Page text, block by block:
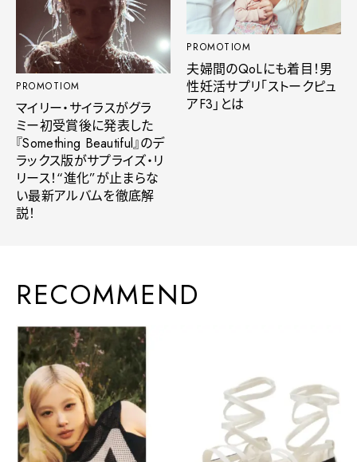
PROMOTIOM
マイリー・サイラスがグラ
ミー初受賞後に発表した
『Something Beautiful』のデ
ラックス版がサプライズ・リ
リース！“進化”が止まらな
い最新アルバムを徹底解
説！
PROMOTIOM
夫婦間のQoLにも着目！男
性妊活サプリ「ストークピュ
アF3」とは
RECOMMEND